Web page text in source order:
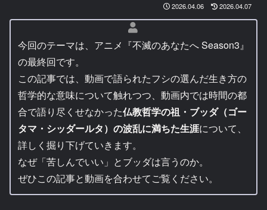
2026.04.06 2026.04.07
今回のテーマは、アニメ『不滅のあなたへ Season3』
の最終回です。
この記事では、動画で語られたフシの選んだ生き方の
哲学的な意味について触れつつ、動画内では時間の都
合で語り尽くせなかった仏教哲学の祖・ブッダ（ゴー
タマ・シッダールタ）の波乱に満ちた生涯について、
詳しく掘り下げていきます。
なぜ「苦しんでいい」とブッダは言うのか。
ぜひこの記事と動画を合わせてご覧ください。